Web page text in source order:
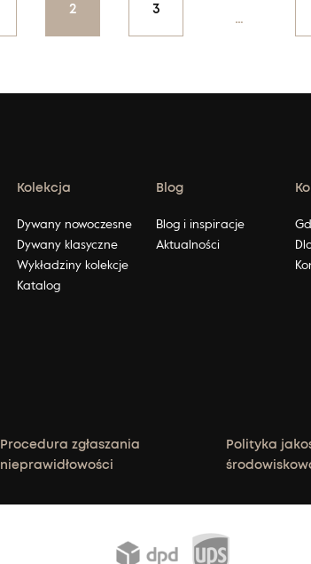
2 3
…
Kolekcja
Dywany nowoczesne
Dywany klasyczne
Wykładziny kolekcje
Katalog
Blog
Blog i inspiracje
Aktualności
Procedura zgłaszania
nieprawidłowości
Polityka